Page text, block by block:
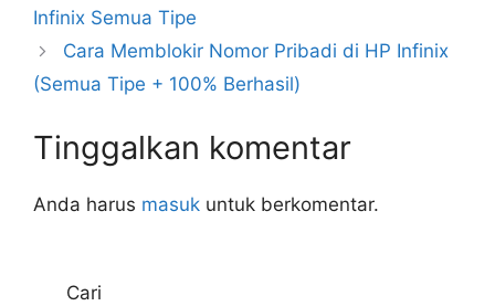
Infinix Semua Tipe
Cara Memblokir Nomor Pribadi di HP Infinix
(Semua Tipe + 100% Berhasil)
Tinggalkan komentar
Anda harus masuk untuk berkomentar.
Cari